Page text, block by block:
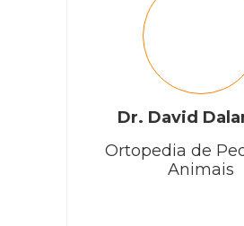
Dr. David
Ortopedia de
Animais